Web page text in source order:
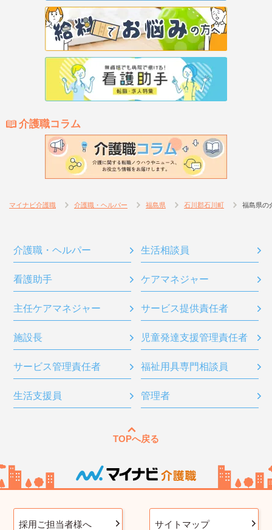
介護職コラム
マイナビ介護職 介護職・ヘルパー 福島県 石川郡石川町 福島県の
介護職・ヘルパー 生活相談員
看護助手 ケアマネジャー
主任ケアマネジャー サービス提供責任者
施設長 児童発達支援管理責任者
サービス管理責任者 福祉用具専門相談員
生活支援員 管理者
TOPへ戻る
採用ご担当者様へ サイトマップ